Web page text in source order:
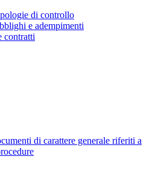
di controllo
e adempimenti
contratti
di carattere generale riferiti a